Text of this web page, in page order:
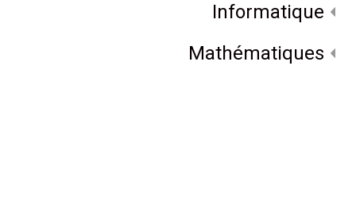
Informatique
Mathématiques